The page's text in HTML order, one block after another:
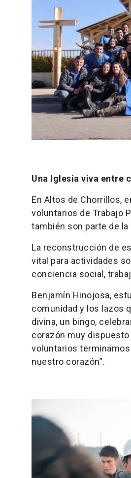
Una Iglesia viva entre
En Altos de Chorrillos,
voluntarios de Trabajo
también son parte de la
La reconstrucción de
vital para actividades
conciencia social,
Benjamín Hinojosa,
comunidad y los lazos
divina, un bingo,
corazón muy
voluntarios
nuestro corazón”.